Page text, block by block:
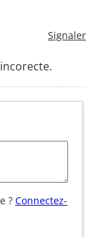
Signaler
? Connectez-